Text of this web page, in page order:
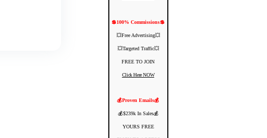
💲100% Commissions💲
💥Free Advertising💥
💥Targeted Traffic💥
FREE TO JOIN
Click Here NOW
💰Proven Emails💰
💰$239k In Sales💰
YOURS FREE